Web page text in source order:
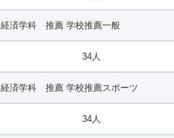
経済学科 推薦 学校推薦一般
34人
経済学科 推薦 学校推薦スポーツ
34人